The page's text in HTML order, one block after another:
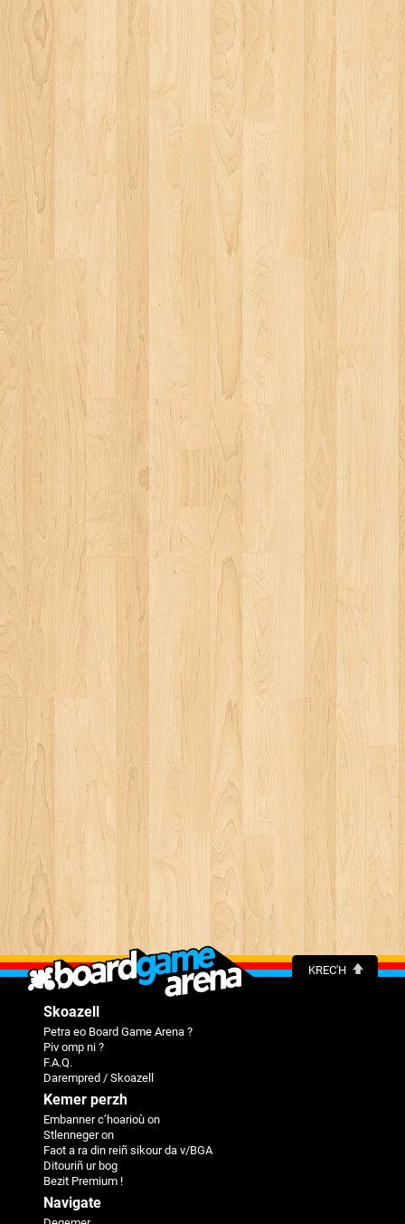
KREC'H
Skoazell
Petra eo Board Game Arena ?
Piv omp ni ?
F.A.Q.
Darempred / Skoazell
Kemer perzh
Embanner c’hoarioù on
Stlenneger on
Faot a ra din reiñ sikour da v/BGA
Ditouriñ ur bog
Bezit Premium !
Navigate